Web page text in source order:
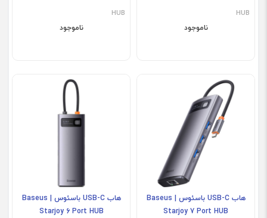
HUB
ناموجود
HUB
ناموجود
هاب USB-C باسئوس | Baseus
Starjoy 7 Port HUB
هاب USB-C باسئوس | Baseus
Starjoy 6 Port HUB